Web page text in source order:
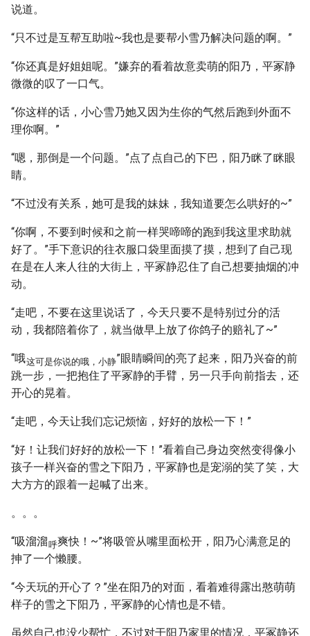
说道。
“只不过是互帮互助啦~我也是要帮小雪乃解决问题的啊。”
“你还真是好姐姐呢。”嫌弃的看着故意卖萌的阳乃，平冢静
微微的叹了一口气。
“你这样的话，小心雪乃她又因为生你的气然后跑到外面不
理你啊。”
“嗯，那倒是一个问题。”点了点自己的下巴，阳乃眯了眯眼
睛。
“不过没有关系，她可是我的妹妹，我知道要怎么哄好的~”
“你啊，不要到时候和之前一样哭啼啼的跑到我这里求助就
好了。”手下意识的往衣服口袋里面摸了摸，想到了自己现
在是在人来人往的大街上，平冢静忍住了自己想要抽烟的冲
动。
“走吧，不要在这里说话了，今天只要不是特别过分的活
动，我都陪着你了，就当做早上放了你鸽子的赔礼了~”
“哦这可是你说的哦，小静”眼睛瞬间的亮了起来，阳乃兴奋的前
跳一步，一把抱住了平冢静的手臂，另一只手向前指去，还
开心的晃着。
“走吧，今天让我们忘记烦恼，好好的放松一下！”
“好！让我们好好的放松一下！”看着自己身边突然变得像小
孩子一样兴奋的雪之下阳乃，平冢静也是宠溺的笑了笑，大
大方方的跟着一起喊了出来。
。。。
“吸溜溜呼爽快！~”将吸管从嘴里面松开，阳乃心满意足的
抻了一个懒腰。
“今天玩的开心了？”坐在阳乃的对面，看着难得露出憨萌萌
样子的雪之下阳乃，平冢静的心情也是不错。
虽然自己也没少帮忙，不过对于阳乃家里的情况，平冢静还